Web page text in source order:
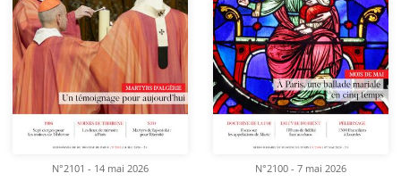
N°2101 - 14 mai 2026 N°2100 - 7 mai 2026